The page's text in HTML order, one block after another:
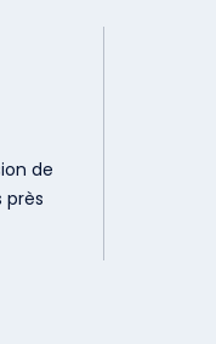
de
près